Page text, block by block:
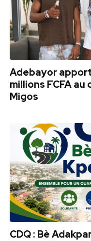
Adebayor
millions FCFA
Migos
CDQ : Bè